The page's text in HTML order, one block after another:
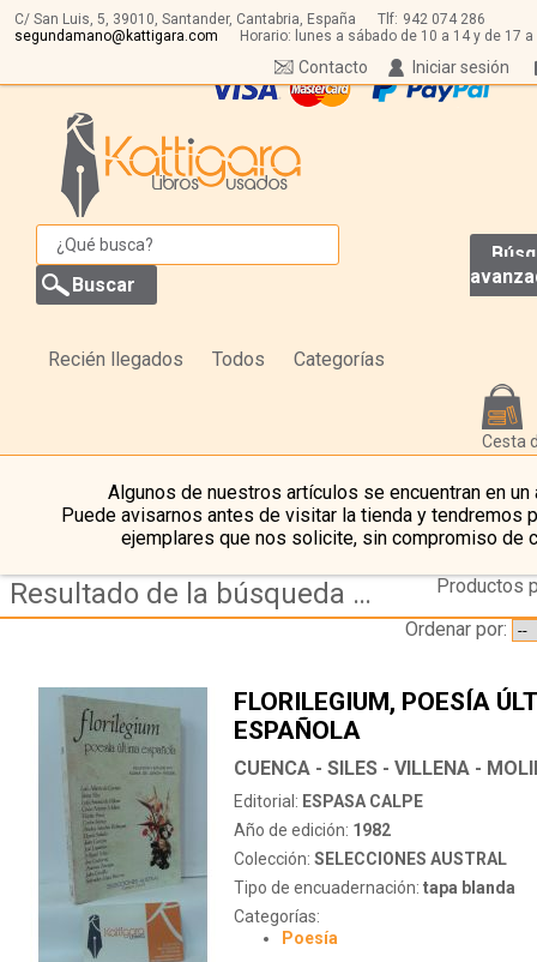
C/ San Luis, 5, 39010, Santander, Cantabria, España Tlf: 942 074 286
segundamano@kattigara.com
Horario: lunes a sábado de 10 a 14 y de 17 a
Iniciar sesión
Contacto
Recién llegados Todos Categorías
Cesta
Algunos de nuestros artículos se encuentran en un
Puede avisarnos antes de visitar la tienda y tendremos
ejemplares que nos solicite, sin compromiso de
Resultado de la búsqueda de autor cuenca---siles---villena---molina---presa---faraco---otros
Productos
Ordenar por:
FLORILEGIUM, POESÍA
ESPAÑOLA
Editorial: ESPASA CALPE
Año de edición: 1982
Colección: SELECCIONES AUSTRAL
Tipo de encuadernación: tapa blanda
Categorías:
Poesía